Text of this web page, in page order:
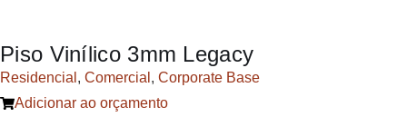
Piso Vinílico 3mm Legacy
Residencial , Comercial , Corporate Base
Adicionar ao orçamento